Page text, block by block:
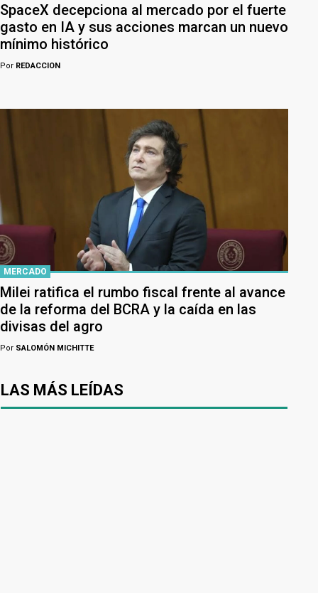
SpaceX decepciona al mercado por el fuerte
gasto en IA y sus acciones marcan un nuevo
mínimo histórico
Por REDACCION
MERCADO
Milei ratifica el rumbo fiscal frente al avance
de la reforma del BCRA y la caída en las
divisas del agro
Por SALOMÓN MICHITTE
LAS MÁS LEÍDAS